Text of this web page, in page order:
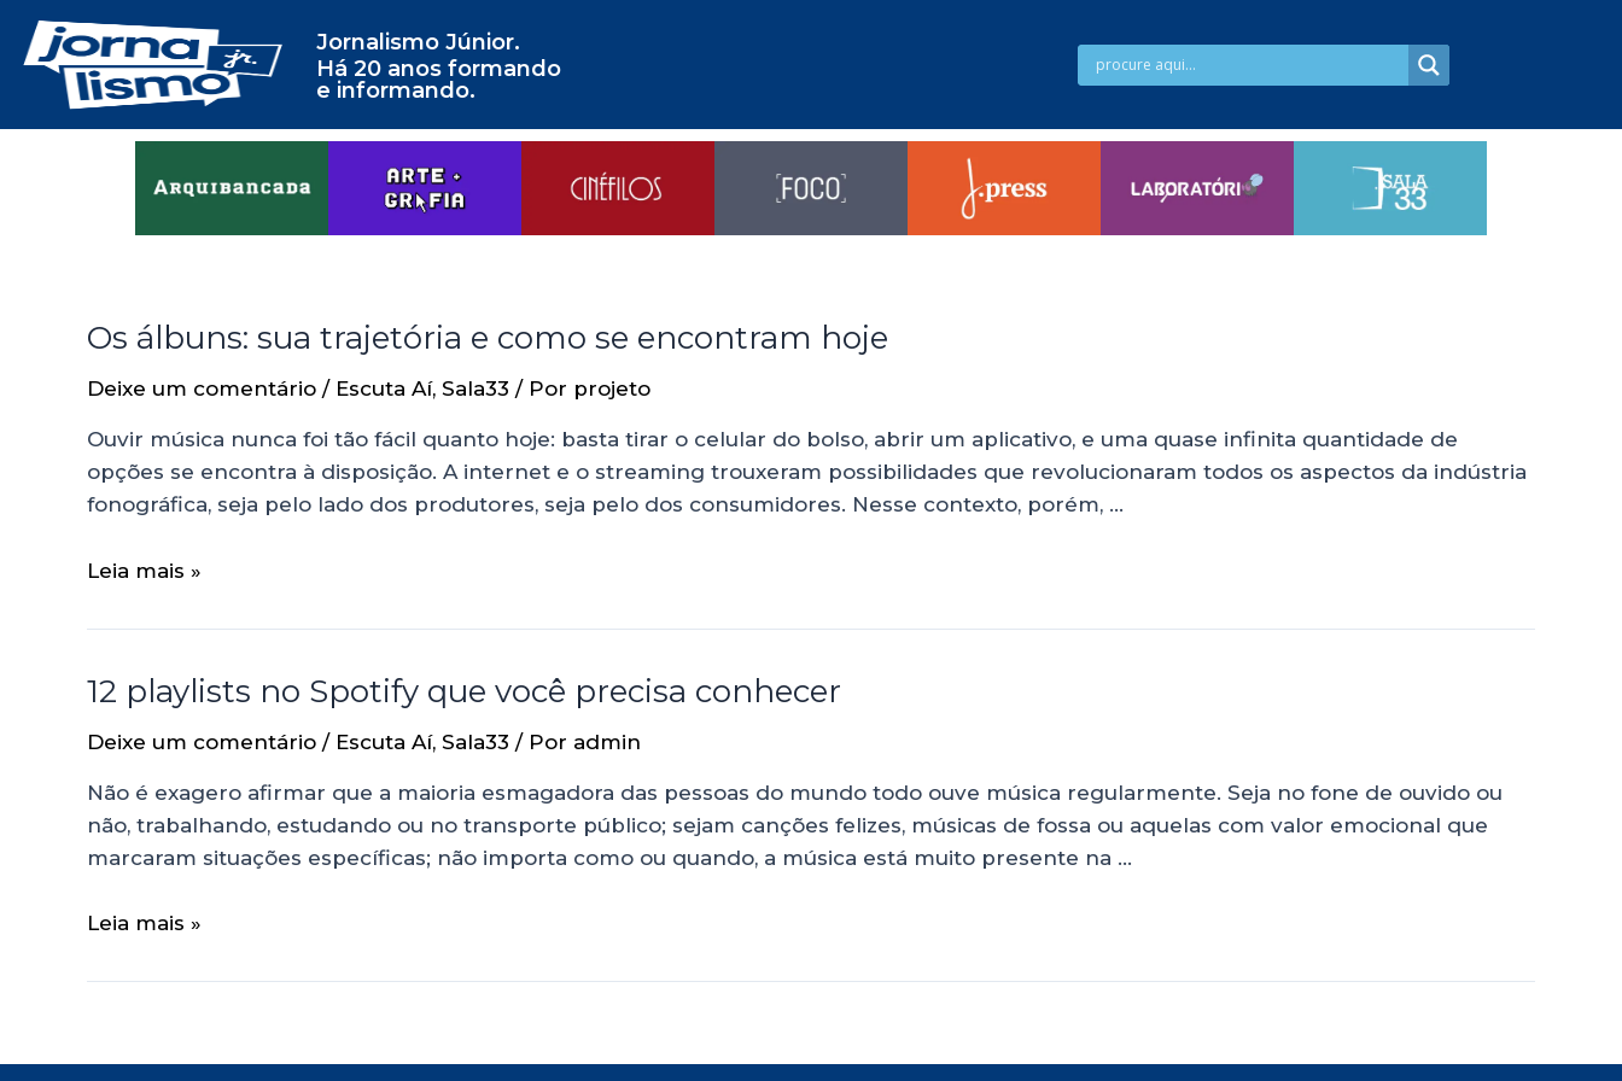
Jornalismo Júnior.
Há 20 anos formando
e informando.
Os álbuns: sua trajetória e como se encontram hoje
Deixe um comentário / Escuta Aí, Sala33 / Por projeto
Ouvir música nunca foi tão fácil quanto hoje: basta tirar o celular do bolso, abrir um aplicativo, e uma quase infinita quantidade de
opções se encontra à disposição. A internet e o streaming trouxeram possibilidades que revolucionaram todos os aspectos da indústria
fonográfica, seja pelo lado dos produtores, seja pelo dos consumidores. Nesse contexto, porém, …
Leia mais »
12 playlists no Spotify que você precisa conhecer
Deixe um comentário / Escuta Aí, Sala33 / Por admin
Não é exagero afirmar que a maioria esmagadora das pessoas do mundo todo ouve música regularmente. Seja no fone de ouvido ou
não, trabalhando, estudando ou no transporte público; sejam canções felizes, músicas de fossa ou aquelas com valor emocional que
marcaram situações específicas; não importa como ou quando, a música está muito presente na …
Leia mais »